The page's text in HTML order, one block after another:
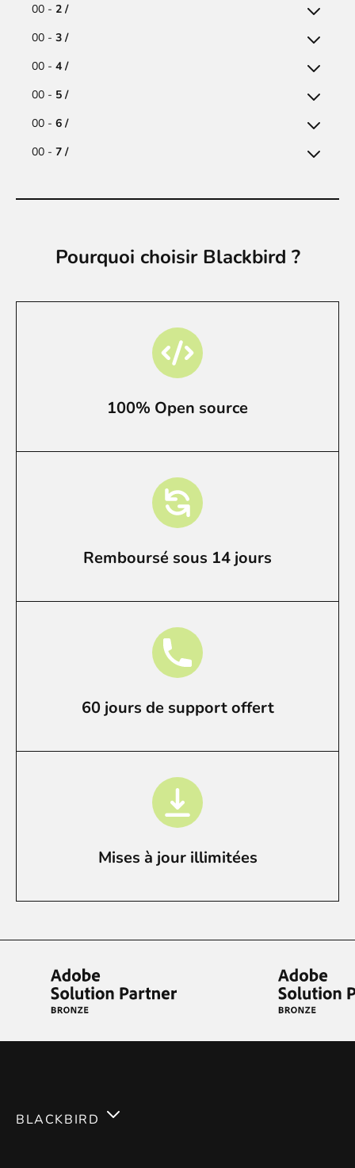
00 - 2 /
00 - 3 /
00 - 4 /
00 - 5 /
00 - 6 /
00 - 7 /
Pourquoi choisir Blackbird ?
100% Open source
Remboursé sous 14 jours
60 jours de support offert
Mises à jour illimitées
BLACKBIRD